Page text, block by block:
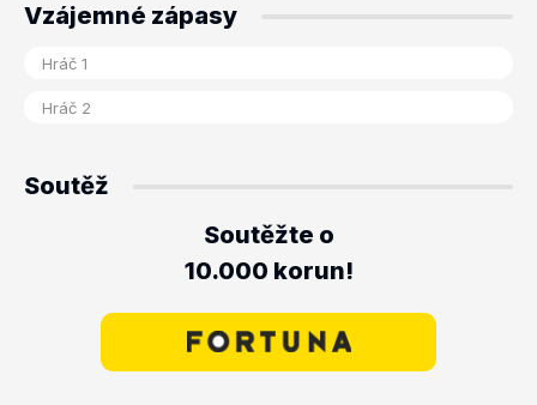
Vzájemné zápasy
Soutěž
Soutěžte o
10.000 korun!